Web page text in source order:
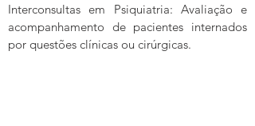
Interconsultas em Psiquiatria: Avaliação e
acompanhamento de pacientes internados
por questões clínicas ou cirúrgicas.